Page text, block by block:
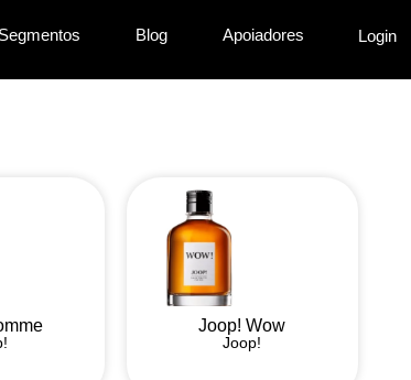
Segmentos Blog Apoiadores Login
Joop! Wow
Joop!